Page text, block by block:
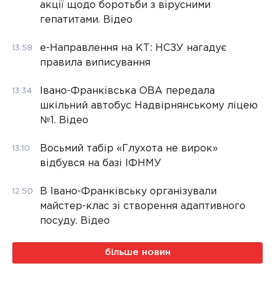
акції щодо боротьби з вірусними
гепатитами. Відео
13:58
е-Направлення на КТ: НСЗУ нагадує
правила виписування
13:34
Івано-Франківська ОВА передала
шкільний автобус Надвірнянському ліцею
№1. Відео
13:10
Восьмий табір «Глухота не вирок»
відбувся на базі ІФНМУ
12:50
В Івано-Франківську організували
майстер-клас зі створення адаптивного
посуду. Відео
більше новин